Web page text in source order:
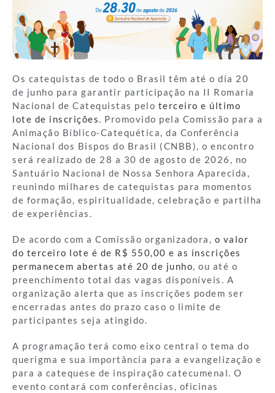
Os catequistas de todo o Brasil têm até o dia 20
de junho para garantir participação na II Romaria
Nacional de Catequistas pelo terceiro e último
lote de inscrições. Promovido pela Comissão para a
Animação Bíblico-Catequética, da Conferência
Nacional dos Bispos do Brasil (CNBB), o encontro
será realizado de 28 a 30 de agosto de 2026, no
Santuário Nacional de Nossa Senhora Aparecida,
reunindo milhares de catequistas para momentos
de formação, espiritualidade, celebração e partilha
de experiências.
De acordo com a Comissão organizadora, o valor
do terceiro lote é de R$ 550,00 e as inscrições
permanecem abertas até 20 de junho, ou até o
preenchimento total das vagas disponíveis. A
organização alerta que as inscrições podem ser
encerradas antes do prazo caso o limite de
participantes seja atingido.
A programação terá como eixo central o tema do
querigma e sua importância para a evangelização e
para a catequese de inspiração catecumenal. O
evento contará com conferências, oficinas